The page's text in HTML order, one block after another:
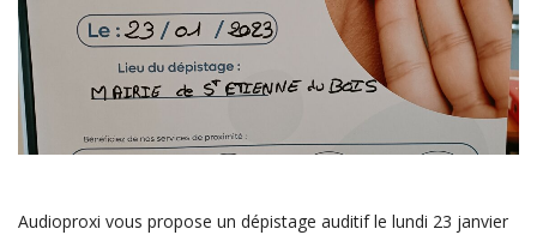
Audioproxi vous propose un dépistage auditif le lundi 23 janvier